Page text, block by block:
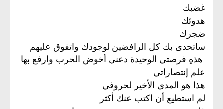
غضبك
هدوئك
ضجرك
ساتحدى بك كل الرافضين لوجودك واتفوق عليهم
هذهِ فرصتي الوحيدة دعني أخوض الحرب وارفع بها
علم إنتصاراتي
هذا هو المدى الأخير لحروفي
لم استطيع أن اكتب عنك أكثر